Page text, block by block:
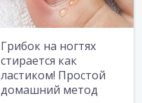
Грибок на ногтях
стирается как
ластиком! Простой
домашний метод